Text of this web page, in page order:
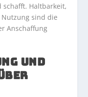
schafft. Haltbarkeit,
sind die
Anschaffung
UND